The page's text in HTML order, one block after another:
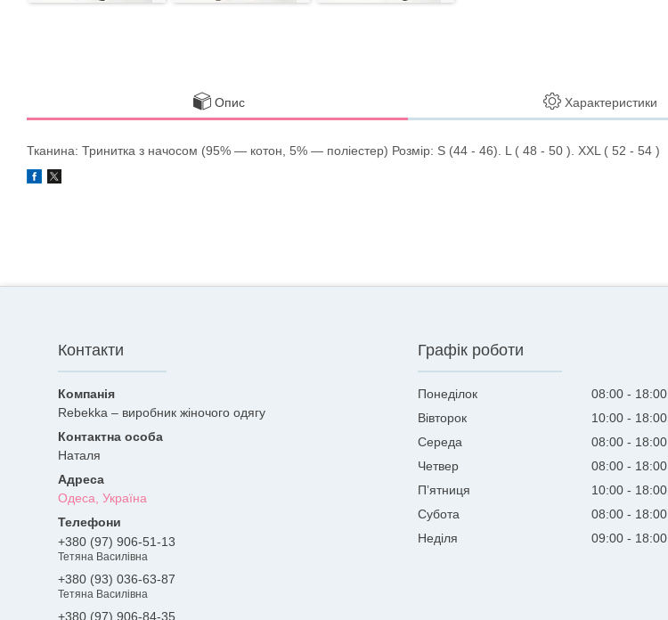
Опис Характеристики
Тканина: Тринитка з начосом (95% — котон, 5% — поліестер) Розмір: S (44 - 46). L ( 48 - 50 ). XXL ( 52 - 54 )
Контакти
Rebekka – виробник жіночого одягу
Наталя
Одеса, Україна
+380 (97) 906-51-13
Тетяна Василівна
+380 (93) 036-63-87
Тетяна Василівна
+380 (97) 906-84-35
Графік роботи
Понеділок 08:00
18:00
Вівторок
10:00
18:00
Середа
08:00
18:00
Четвер
08:00
18:00
Пʼятниця
10:00
18:00
Субота
08:00
18:00
Неділя
09:00 18:00